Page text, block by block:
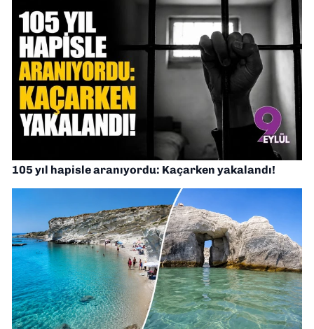
105 yıl hapisle aranıyordu: Kaçarken yakalandı!